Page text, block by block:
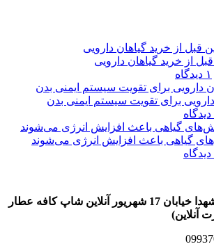
از خرید گیاهان دارویی
۱ دیدگاه
دارویی برای تقویت سیستم ایمنی بدن
گیاهی باعث افزایش انرژی می‌شوند
آنلاین شاپ کافه عطار